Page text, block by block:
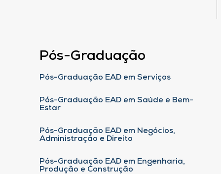
Pós-Graduação
Pós-Graduação EAD em Serviços
Pós-Graduação EAD em Saúde e Bem-
Estar
Pós-Graduação EAD em Negócios,
Administração e Direito
Pós-Graduação EAD em Engenharia,
Produção e Construção